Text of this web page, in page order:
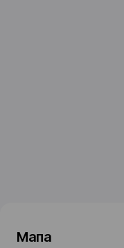
Мапа